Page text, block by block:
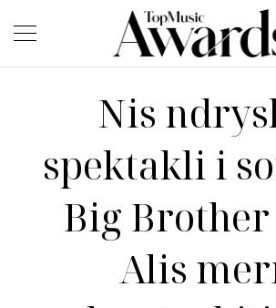
Nis
spektakli i
Big Brother
Alis